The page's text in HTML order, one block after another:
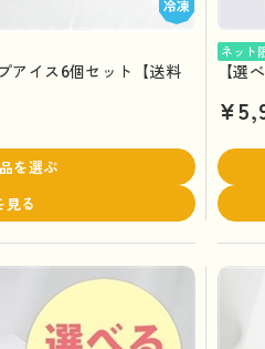
アイス6個セット【送料
を選ぶ
見る
ネット
【選